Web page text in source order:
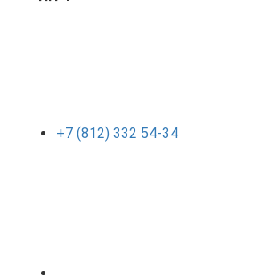
+7 (812) 332 54-34